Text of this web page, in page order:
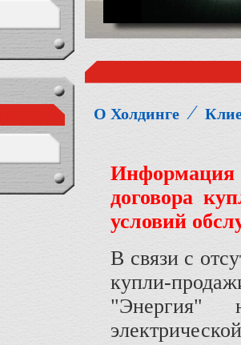
О Холдинге ⁄
договора
условий
В связи с
купли-
"Энергия"